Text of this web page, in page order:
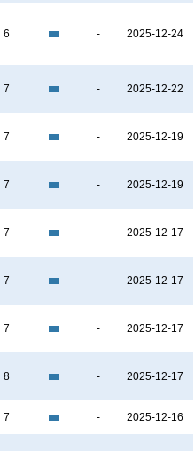
6 - 2025-12-24
7 - 2025-12-22
7 - 2025-12-19
7 - 2025-12-19
7 - 2025-12-17
7 - 2025-12-17
7 - 2025-12-17
8 - 2025-12-17
7 - 2025-12-16